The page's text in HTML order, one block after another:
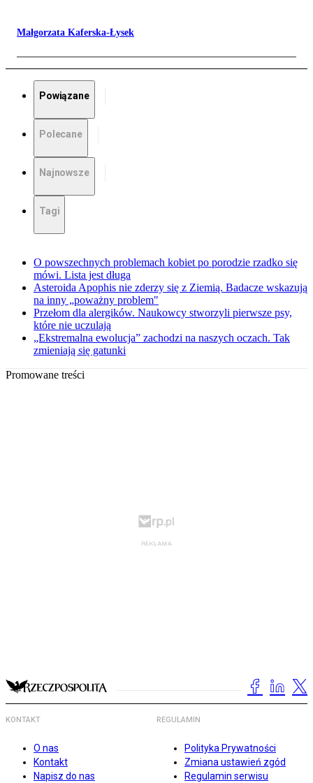
Małgorzata Kaferska-Łysek
Powiązane
Polecane
Najnowsze
Tagi
O powszechnych problemach kobiet po porodzie rzadko się
mówi. Lista jest długa
Asteroida Apophis nie zderzy się z Ziemią. Badacze wskazują
na inny „poważny problem"
Przełom dla alergików. Naukowcy stworzyli pierwsze psy,
które nie uczulają
„Ekstremalna ewolucja” zachodzi na naszych oczach. Tak
zmieniają się gatunki
Promowane treści
KONTAKT
O nas
Kontakt
Napisz do nas
REGULAMIN
Polityka Prywatności
Zmiana ustawień zgód
Regulamin serwisu